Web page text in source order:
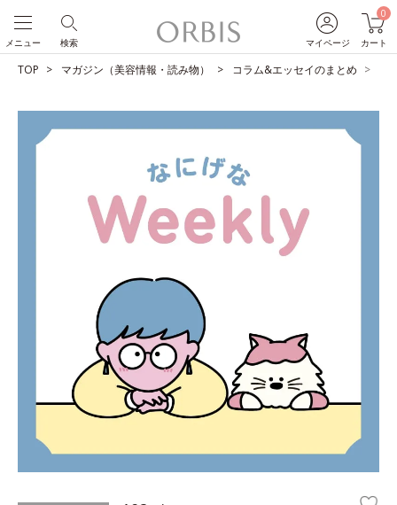
マイページ
0
カート
検索
メニュー
TOP マガジン（美容情報・読み物） コラム&エッセイのまとめ